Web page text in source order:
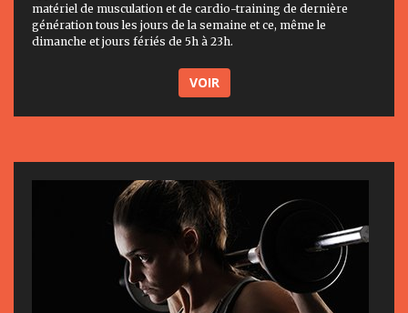
matériel de musculation et de cardio-training de dernière
génération tous les jours de la semaine et ce, même le
dimanche et jours fériés de 5h à 23h.
VOIR